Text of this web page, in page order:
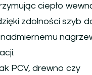
ciepło
zdolności szyb
PCV, drewno czy